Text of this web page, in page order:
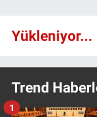
Yükleniyor...
Trend
1